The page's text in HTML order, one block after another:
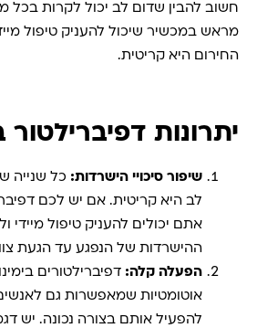
חשוב להבין שדום לב יכול לקרות בכל
מראש במכשיר שיכול להעניק טיפול
החירום היא קריטית.
יתרונות דפיברילטור
שיפור סיכויי הישרדות: כל שנייה
לב היא קריטית. אם יש לכם
אתם יכולים להעניק טיפול מיידי
ההישרדות של הנפגע עד הגעת
הפעלה קלה: דפיברילטורים
אוטומטיות שמאפשרות גם
להפעיל אותם בצורה נכונה. יש